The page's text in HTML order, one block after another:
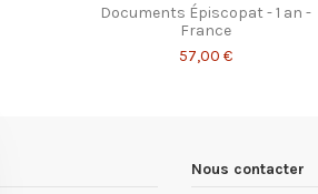
Documents Épiscopat - 1 an -
France
57,00 €
Nous contacter